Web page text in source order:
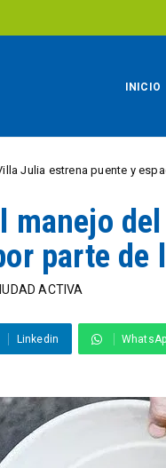
INICIO
puente y espacios
manejo
parte de
ACTIVA
Linkedin